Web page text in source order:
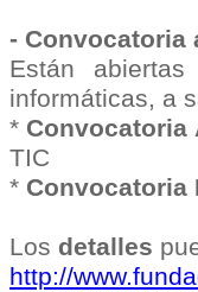
- Convocatoria
Están abiertas
informáticas, a
* Convocatoria
TIC
* Convocatoria
Los detalles
http://